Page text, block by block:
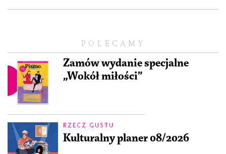
POLECAMY
Zamów wydanie specjalne
„Wokół miłości”
RZECZ GUSTU
Kulturalny planer 08/2026